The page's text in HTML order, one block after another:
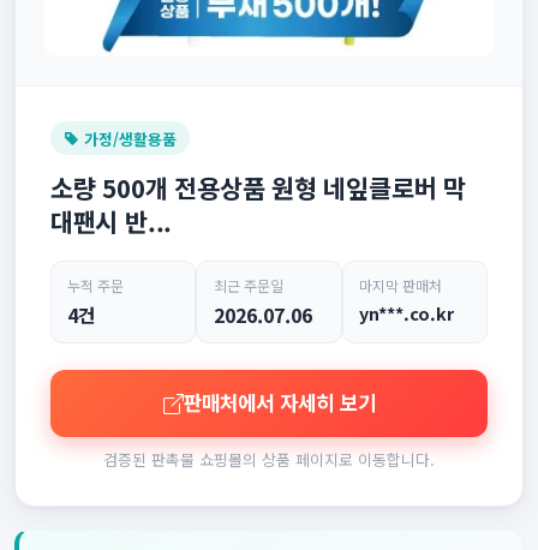
가정/생활용품
소량 500개 전용상품 원형 네잎클로버 막
대팬시 반...
누적 주문
4건
최근 주문일
2026.07.06
마지막 판매처
yn***.co.kr
판매처에서 자세히 보기
검증된 판촉물 쇼핑몰의 상품 페이지로 이동합니다.